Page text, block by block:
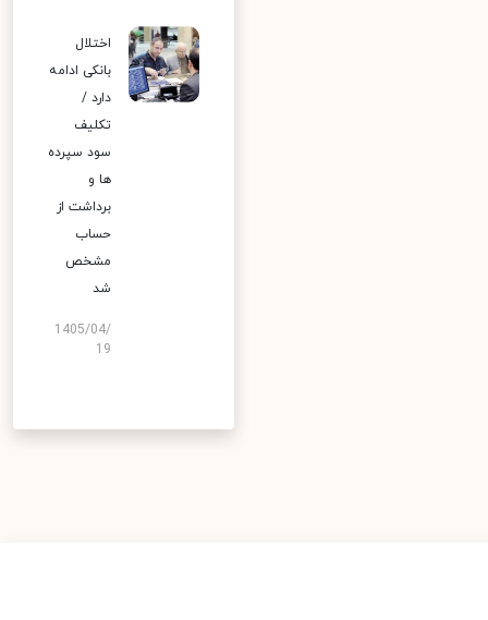
اختلال
بانکی ادامه
دارد /
تکلیف
سود سپرده
ها و
برداشت از
حساب
مشخص
شد
1405/04/
19